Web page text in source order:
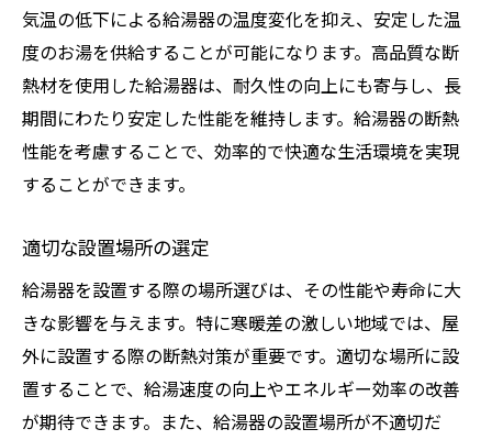
気温の低下による給湯器の温度変化を抑え、安定した温
度のお湯を供給することが可能になります。高品質な断
熱材を使用した給湯器は、耐久性の向上にも寄与し、長
期間にわたり安定した性能を維持します。給湯器の断熱
性能を考慮することで、効率的で快適な生活環境を実現
することができます。
適切な設置場所の選定
給湯器を設置する際の場所選びは、その性能や寿命に大
きな影響を与えます。特に寒暖差の激しい地域では、屋
外に設置する際の断熱対策が重要です。適切な場所に設
置することで、給湯速度の向上やエネルギー効率の改善
が期待できます。また、給湯器の設置場所が不適切だ